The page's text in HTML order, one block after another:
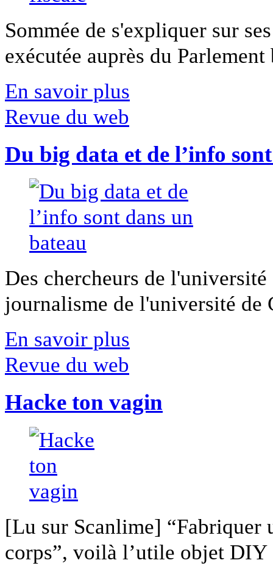
Sommée de s'expliquer sur
exécutée auprès du
En savoir plus
Revue du web
Du big data et de l’info
Des chercheurs de
journalisme de l'université
En savoir plus
Revue du web
Hacke ton vagin
[Lu sur Scanlime] “Fabriquer
corps”, voilà l’utile objet